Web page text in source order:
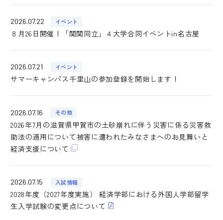
2026.07.22 イベント
８月26日開催！「関関同立」４大学合同イベントin名古屋
2026.07.21 イベント
サマーキャンパス千里山の参加登録を開始します！
2026.07.16 その他
2026年7月の滋賀県甲賀市の土砂崩れに伴う災害に係る災害救
助法の適用について被害に遭われたみなさまへのお見舞いと
経済支援について
2026.07.15 入試情報
2028年度（2027年度実施） 経済学部における外国人学部留学
生入学試験の変更点について